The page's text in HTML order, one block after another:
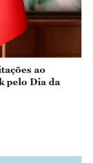
ao
pelo Dia da